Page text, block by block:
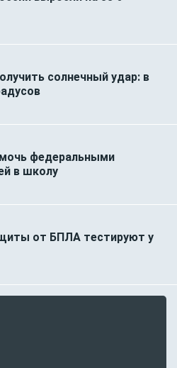
солнечный удар: в
федеральными
в школу
от БПЛА тестируют у